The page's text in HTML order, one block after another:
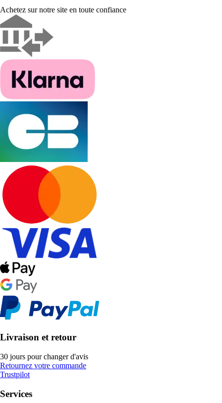
Achetez sur notre site en toute confiance
Livraison et retour
30 jours pour changer d'avis
Retournez votre commande
Trustpilot
Services